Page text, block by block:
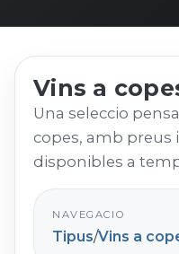
Vins a
Una seleccio
copes, amb preus
disponibles a
NAVEGACIO
Tipus/Vins a